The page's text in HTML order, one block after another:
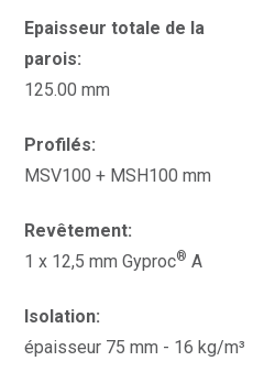
Epaisseur totale de la
parois:
125.00 mm
Profilés:
MSV100 + MSH100 mm
Revêtement:
1 x 12,5 mm Gyproc® A
Isolation:
épaisseur 75 mm - 16 kg/m³